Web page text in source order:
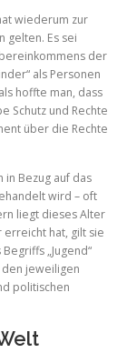
wiederum zur
gelten. Es sei
der
als Personen
hoffte man, dass
Schutz und Rechte
über die Rechte
in Bezug auf das
wird – oft
liegt dieses Alter
erreicht hat, gilt sie
„Jugend“
den jeweiligen
politischen